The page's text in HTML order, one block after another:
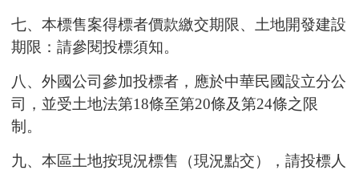
七、本標售案得標者價款繳交期限、土地開發建設
期限：請參閱投標須知。
八、外國公司參加投標者，應於中華民國設立分公
司，並受土地法第18條至第20條及第24條之限
制 。
九、本區土地按現況標售（現況點交），請投標人